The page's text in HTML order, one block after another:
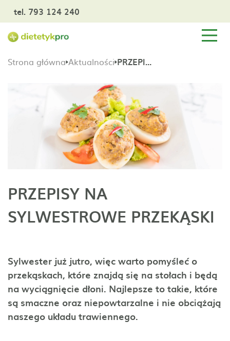
tel. 793 124 240
Strona główna Aktualności PRZEPISY NA SYLWESTROWE PRZEKĄSKI
PRZEPISY NA
SYLWESTROWE PRZEKĄSKI
Sylwester już jutro, więc warto pomyśleć o
przekąskach, które znajdą się na stołach i będą
na wyciągnięcie dłoni. Najlepsze to takie, które
są smaczne oraz niepowtarzalne i nie obciążają
naszego układu trawiennego.